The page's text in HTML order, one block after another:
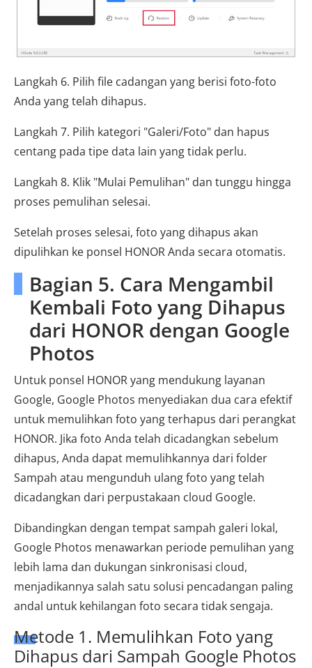
Langkah 6. Pilih file cadangan yang berisi foto-foto
Anda yang telah dihapus.
Langkah 7. Pilih kategori "Galeri/Foto" dan hapus
centang pada tipe data lain yang tidak perlu.
Langkah 8. Klik "Mulai Pemulihan" dan tunggu hingga
proses pemulihan selesai.
Setelah proses selesai, foto yang dihapus akan
dipulihkan ke ponsel HONOR Anda secara otomatis.
Bagian 5. Cara Mengambil
Kembali Foto yang Dihapus
dari HONOR dengan Google
Photos
Untuk ponsel HONOR yang mendukung layanan
Google, Google Photos menyediakan dua cara efektif
untuk memulihkan foto yang terhapus dari perangkat
HONOR. Jika foto Anda telah dicadangkan sebelum
dihapus, Anda dapat memulihkannya dari folder
Sampah atau mengunduh ulang foto yang telah
dicadangkan dari perpustakaan cloud Google.
Dibandingkan dengan tempat sampah galeri lokal,
Google Photos menawarkan periode pemulihan yang
lebih lama dan dukungan sinkronisasi cloud,
menjadikannya salah satu solusi pencadangan paling
andal untuk kehilangan foto secara tidak sengaja.
Metode 1. Memulihkan Foto yang
Dihapus dari Sampah Google Photos